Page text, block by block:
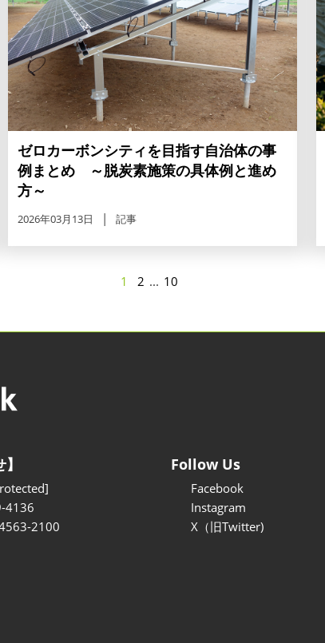
ゼロカーボンシティを目指す自治体の事
例まとめ ～脱炭素施策の具体例と進め
方～
2026年03月13日 記事
1 2 ... 10
4136
2100
Follow Us
Facebook
Instagram
X（旧Twitter)